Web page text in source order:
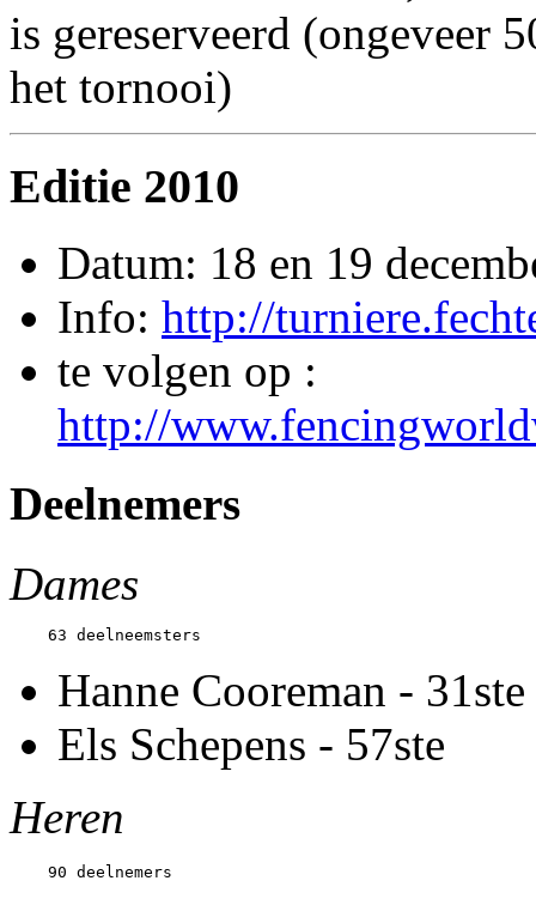
is gereserveerd (ongeveer
het tornooi)
Editie 2010
Datum: 18 en 19
Info: http://
te volgen op :
http://
Deelnemers
Dames
Hanne Cooreman - 31ste
Els Schepens - 57ste
Heren